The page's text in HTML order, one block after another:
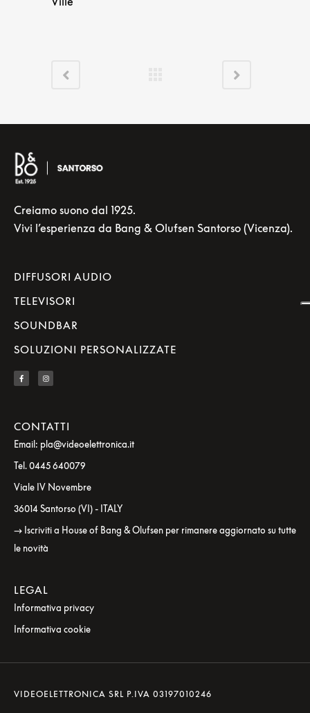
Creiamo suono dal 1925.
Vivi l’esperienza da Bang & Olufsen Santorso (Vicenza).
DIFFUSORI AUDIO
TELEVISORI
SOUNDBAR
SOLUZIONI PERSONALIZZATE
CONTATTI
Email: pla@videoelettronica.it
Tel. 0445 640079
Viale IV Novembre
36014 Santorso (VI) - ITALY
→ Iscriviti a House of Bang & Olufsen per rimanere aggiornato su tutte
le novità
LEGAL
Informativa privacy
Informativa cookie
VIDEOELETTRONICA SRL P.IVA 03197010246